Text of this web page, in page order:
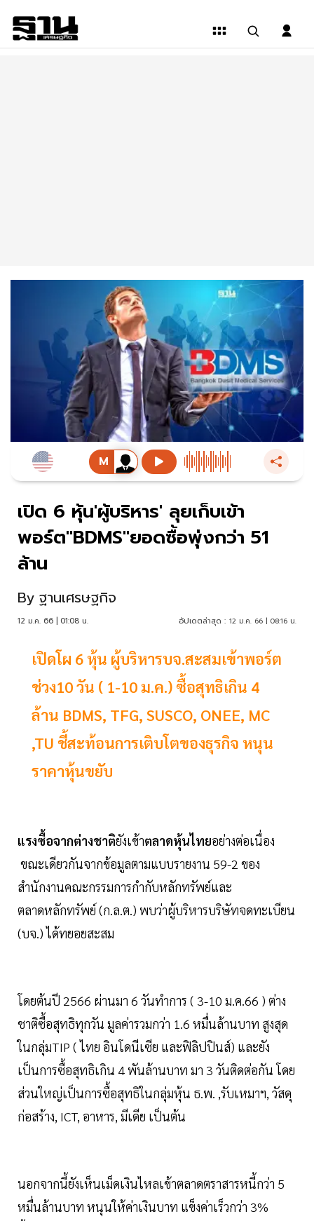
เปิด 6 หุ้น'ผู้บริหาร' ลุยเก็บเข้า
พอร์ต"BDMS"ยอดซื้อพุ่งกว่า 51
ล้าน
By ฐานเศรษฐกิจ
12 ม.ค. 66 | 01:08 น. อัปเดตล่าสุด : 12 ม.ค. 66 | 08:16 น.
เปิดโผ 6 หุ้น ผู้บริหารบจ.สะสมเข้าพอร์ต
ช่วง10 วัน ( 1-10 ม.ค.) ซื้อสุทธิเกิน 4
ล้าน BDMS, TFG, SUSCO, ONEE, MC
,TU ชี้สะท้อนการเติบโตของธุรกิจ หนุน
ราคาหุ้นขยับ
แรงซื้อจากต่างชาติยังเข้าตลาดหุ้นไทยอย่างต่อเนื่อง
ขณะเดียวกันจากข้อมูลตามแบบรายงาน 59-2 ของ
สำนักงานคณะกรรมการกำกับหลักทรัพย์และ
ตลาดหลักทรัพย์ (ก.ล.ต.) พบว่าผู้บริหารบริษัทจดทะเบียน
(บจ.) ได้ทยอยสะสม
โดยต้นปี 2566 ผ่านมา 6 วันทำการ ( 3-10 ม.ค.66 ) ต่าง
ชาติซื้อสุทธิทุกวัน มูลค่ารวมกว่า 1.6 หมื่นล้านบาท สูงสุด
ในกลุ่มTIP ( ไทย อินโดนีเซีย และฟิลิปปินส์) และยัง
เป็นการซื้อสุทธิเกิน 4 พันล้านบาท มา 3 วันติดต่อกัน โดย
ส่วนใหญ่เป็นการซื้อสุทธิในกลุ่มหุ้น ธ.พ. ,รับเหมาฯ, วัสดุ
ก่อสร้าง, ICT, อาหาร, มีเดีย เป็นต้น
นอกจากนี้ยังเห็นเม็ดเงินไหลเข้าตลาดตราสารหนี้กว่า 5
หมื่นล้านบาท หนุนให้ค่าเงินบาท แข็งค่าเร็วกว่า 3%